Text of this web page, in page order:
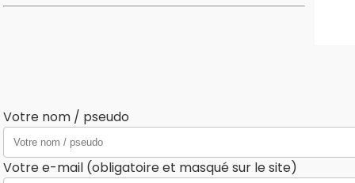
Votre nom / pseudo
Votre e-mail (obligatoire et masqué sur le site)